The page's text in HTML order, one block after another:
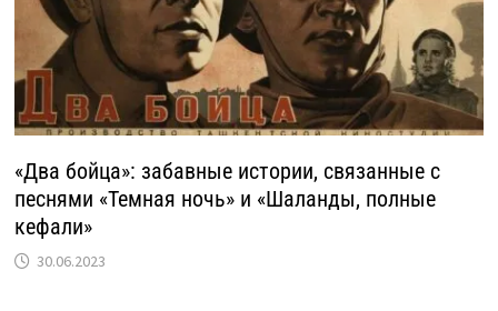
«Два бойца»: забавные истории, связанные с
песнями «Темная ночь» и «Шаланды, полные
кефали»
30.06.2023